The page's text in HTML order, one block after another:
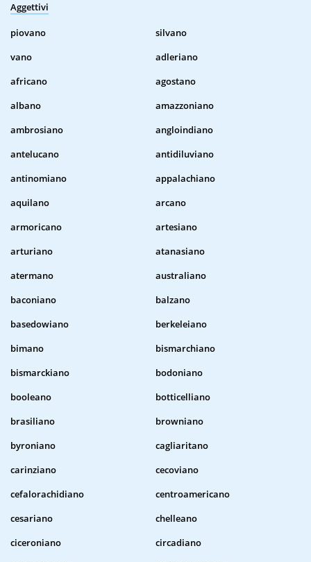
Aggettivi
piovano
silvano
vano
adleriano
africano
agostano
albano
amazzoniano
ambrosiano
angloindiano
antelucano
antidiluviano
antinomiano
appalachiano
aquilano
arcano
armoricano
artesiano
arturiano
atanasiano
atermano
australiano
baconiano
balzano
basedowiano
berkeleiano
bimano
bismarchiano
bismarckiano
bodoniano
booleano
botticelliano
brasiliano
browniano
byroniano
cagliaritano
carinziano
cecoviano
cefalorachidiano
centroamericano
cesariano
chelleano
ciceroniano
circadiano